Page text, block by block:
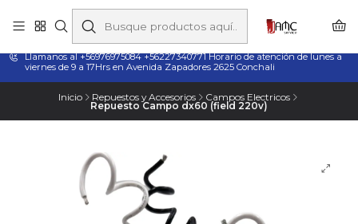
Taladros Magnéticos en Chile | Venta, Arriendo y Servicio
Técnico
Llamanos al +56976975084 +56227340771 Horario de atención de lunes a
viernes de 9 a 17Hrs en Avenida Zapadores 2625 Conchali
Inicio Repuestos y Accesorios Campos Electricos
Repuesto Campo dx60 (field 220v)